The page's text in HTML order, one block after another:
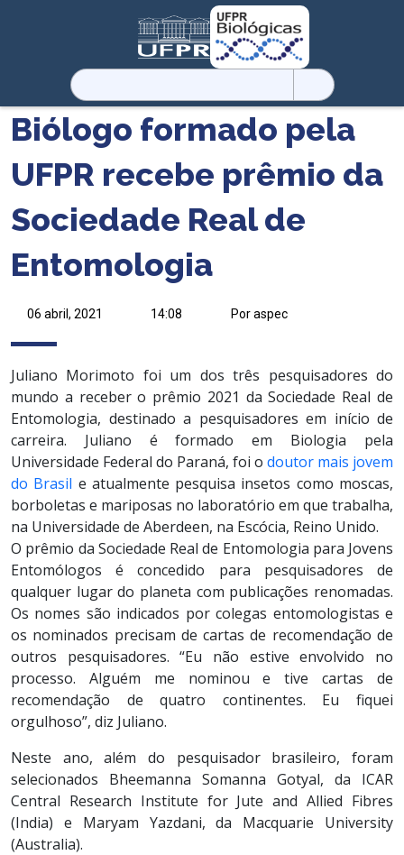
Pesquisar
por:
Biólogo formado pela
UFPR recebe prêmio da
Sociedade Real de
Entomologia
06 abril, 2021 14:08 Por aspec
Juliano Morimoto foi um dos três pesquisadores do
mundo a receber o prêmio 2021 da Sociedade Real de
Entomologia, destinado a pesquisadores em início de
carreira. Juliano é formado em Biologia pela
Universidade Federal do Paraná, foi o doutor mais jovem
do Brasil e atualmente pesquisa insetos como moscas,
borboletas e mariposas no laboratório em que trabalha,
na Universidade de Aberdeen, na Escócia, Reino Unido.
O prêmio da Sociedade Real de Entomologia para Jovens
Entomólogos é concedido para pesquisadores de
qualquer lugar do planeta com publicações renomadas.
Os nomes são indicados por colegas entomologistas e
os nominados precisam de cartas de recomendação de
outros pesquisadores. “Eu não estive envolvido no
processo. Alguém me nominou e tive cartas de
recomendação de quatro continentes. Eu fiquei
orgulhoso”, diz Juliano.
Neste ano, além do pesquisador brasileiro, foram
selecionados Bheemanna Somanna Gotyal, da ICAR
Central Research Institute for Jute and Allied Fibres
(India) e Maryam Yazdani, da Macquarie University
(Australia).